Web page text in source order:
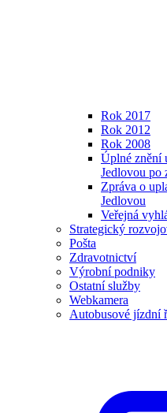
Rok 2017
Rok 2012
Rok 2008
Úplné znění
Jedlovou po
Zpráva o
Jedlovou
Veřejná
Strategický
Pošta
Zdravotnictví
Výrobní podniky
Ostatní služby
Webkamera
Autobusové jízdní